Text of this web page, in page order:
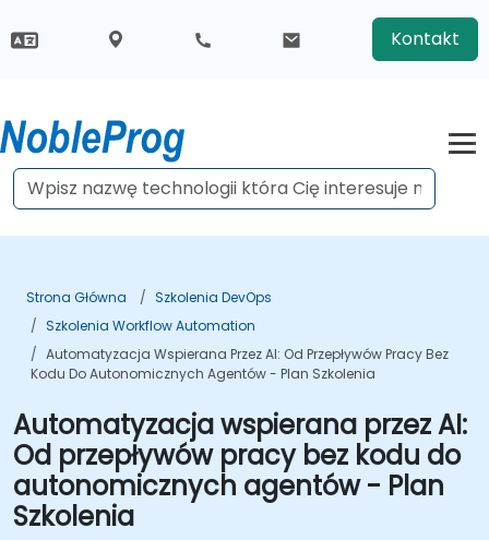
Kontakt
Strona Główna
Szkolenia DevOps
Szkolenia Workflow Automation
Automatyzacja Wspierana Przez AI: Od Przepływów Pracy Bez
Kodu Do Autonomicznych Agentów - Plan Szkolenia
Automatyzacja wspierana przez AI:
Od przepływów pracy bez kodu do
autonomicznych agentów - Plan
Szkolenia